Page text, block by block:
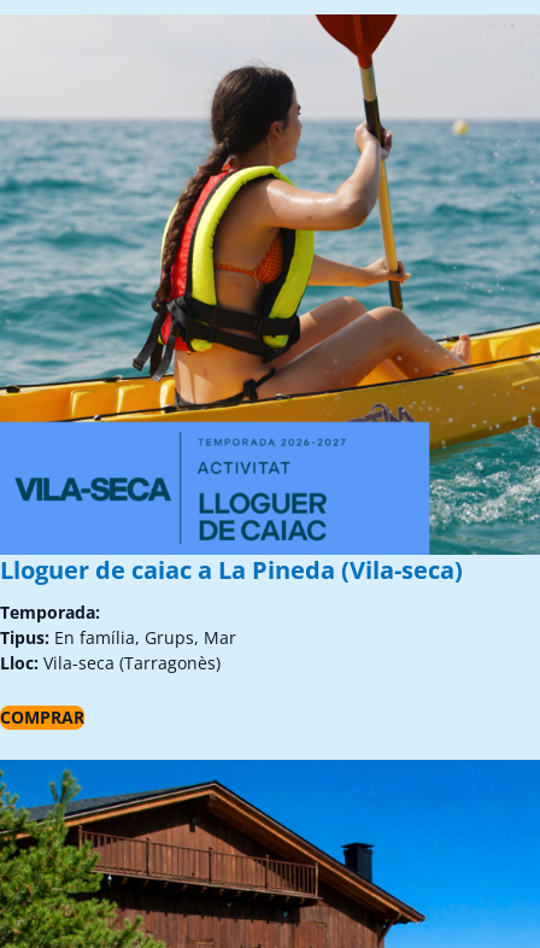
Lloguer de caiac a La Pineda (Vila-seca)
Temporada:
Tipus: En família, Grups, Mar
Lloc: Vila-seca (Tarragonès)
COMPRAR